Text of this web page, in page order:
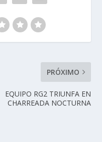
PRÓXIMO
EQUIPO RG2 TRIUNFA EN
CHARREADA NOCTURNA